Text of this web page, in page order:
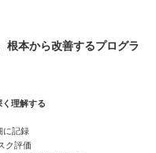
根本から改善するプログラ
理解する
に記録
ク評価